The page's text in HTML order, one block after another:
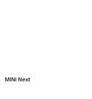
MINI Next